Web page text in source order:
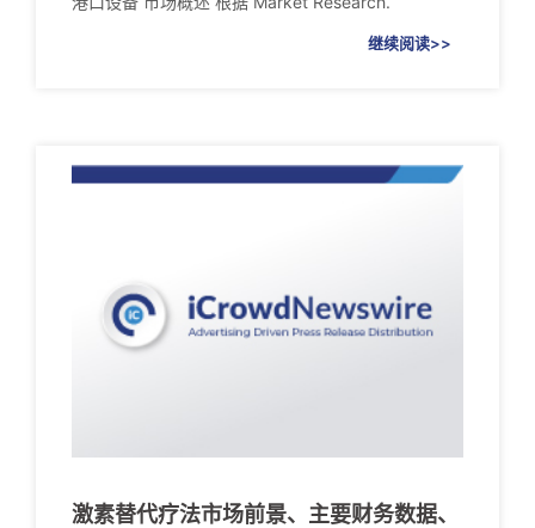
继续阅读>>
激素替代疗法市场前景、主要财务数据、